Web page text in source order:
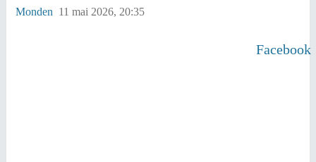
Monden 11 mai 2026, 20:35
Facebook